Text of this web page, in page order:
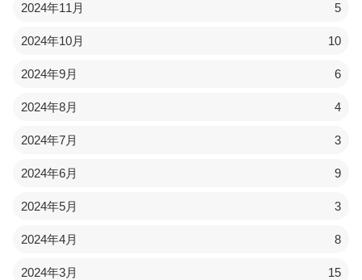
2024年11月 5
2024年10月 10
2024年9月 6
2024年8月 4
2024年7月 3
2024年6月 9
2024年5月 3
2024年4月 8
2024年3月 15